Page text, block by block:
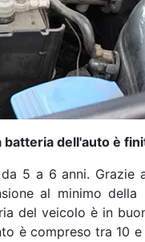
batteria dell'auto è
5 a 6 anni.
al minimo
del veicolo è in
è compreso tra 10